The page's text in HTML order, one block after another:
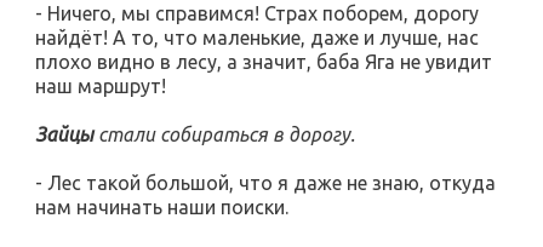
- Ничего, мы справимся! Страх поборем, дорогу
найдёт! А то, что маленькие, даже и лучше, нас
плохо видно в лесу, а значит, баба Яга не увидит
наш маршрут!
Зайцыстали собираться в дорогу.
- Лес такой большой, что я даже не знаю, откуда
нам начинать наши поиски.